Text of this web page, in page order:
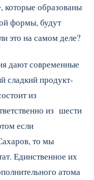
которые образованы
формы, будут
это на самом деле?
дают современные
сладкий продукт-
из
из шести
если
то мы
Единственное их
атома